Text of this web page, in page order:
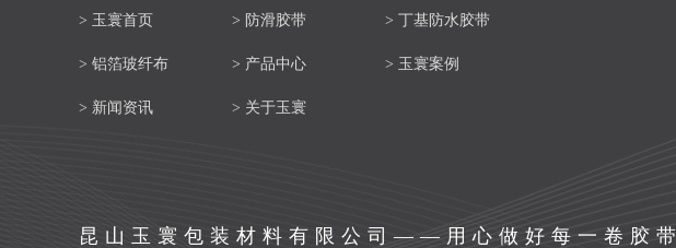
> 玉寰首页 > 防滑胶带 > 丁基防水胶带
> 铝箔玻纤布 > 产品中心 > 玉寰案例
> 新闻资讯 > 关于玉寰
昆山玉寰包装材料有限公司——用心做好每一卷胶带